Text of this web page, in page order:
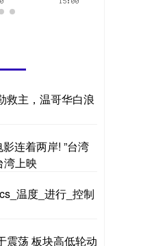
救主，温哥华白浪
连着两岸! ”台湾
湾上映
温度_进行_控制
震荡 板块高低轮动